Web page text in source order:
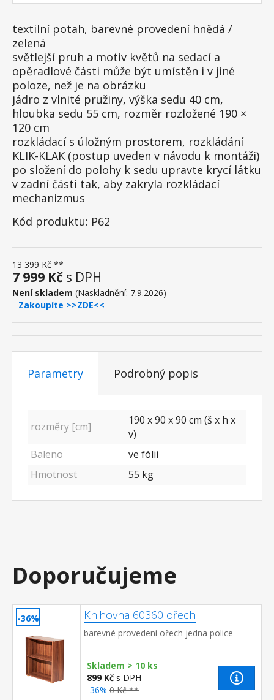
textilní potah, barevné provedení hnědá /
zelená
světlejší pruh a motiv květů na sedací a
opěradlové části může být umístěn i v jiné
poloze, než je na obrázku
jádro z vlnité pružiny, výška sedu 40 cm,
hloubka sedu 55 cm, rozměr rozložené 190 ×
120 cm
rozkládací s úložným prostorem, rozkládání
KLIK-KLAK (postup uveden v návodu k montáži)
po složení do polohy k sedu upravte krycí látku
v zadní části tak, aby zakryla rozkládací
mechanizmus
Kód produktu: P62
13 399 Kč **
7 999 Kč s DPH
Není skladem (Naskladnění: 7.9.2026)
Zakoupíte >>ZDE<<
Parametry Podrobný popis
rozměry [cm]
190 x 90 x 90 cm (š x h x
v)
Baleno
ve fólii
Hmotnost
55 kg
Doporučujeme
-36% Knihovna 60360 ořech
barevné provedení ořech jedna police
Skladem > 10 ks
899 Kč s DPH
-36% 0 Kč **